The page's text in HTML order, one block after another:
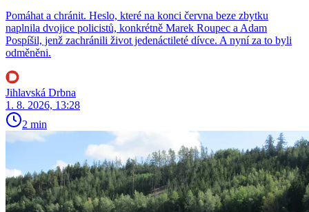
Pomáhat a chránit. Heslo, které na konci června beze zbytku
naplnila dvojice policistů, konkrétně Marek Roupec a Adam
Pospíšil, jenž zachránili život jedenáctileté dívce. A nyní za to byli
odměněni.
Jihlavská Drbna
1. 8. 2026, 13:28
2 min